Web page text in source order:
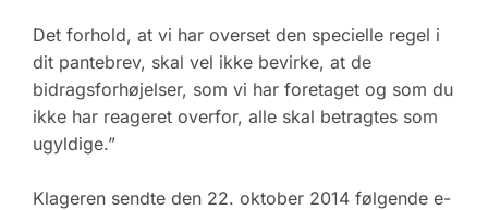
Det forhold, at vi har overset den specielle regel i
dit pantebrev, skal vel ikke bevirke, at de
bidragsforhøjelser, som vi har foretaget og som du
ikke har reageret overfor, alle skal betragtes som
ugyldige.”
Klageren sendte den 22. oktober 2014 følgende e-